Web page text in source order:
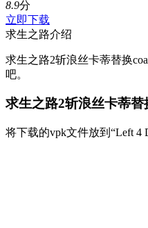
8.9分
立即下载
求生之路介绍
求生之路2斩浪丝卡蒂替换
吧。
求生之路2斩浪丝卡蒂
将下载的vpk文件放到“Left 4